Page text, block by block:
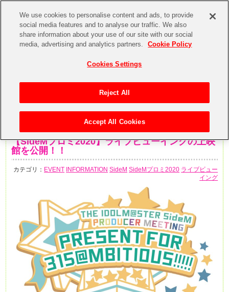
【SideMプロミ2020】ライブビューイングの上映
館を公開！！
カテゴリ： EVENT INFORMATION SideM SideMプロミ2020 ライブビュー
イング
We use cookies to personalise content and ads, to provide
social media features and to analyse our traffic. We also
share information about your use of our site with our social
media, advertising and analytics partners.
Cookie Policy
Cookies Settings
Reject All
Accept All Cookies